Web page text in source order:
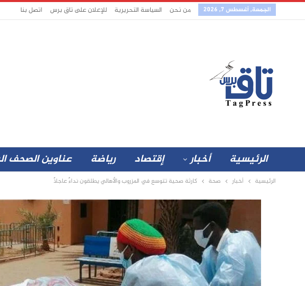
الجمعة, أغسطس 7, 2026 من نحن السياسة التحريرية للإعلان على تاق برس اتصل بنا
الرئيسية أخبار إقتصاد رياضة عناوين الصحف
الرئيسية أخبار صحة كارثة صحية تتوسع في المزروب والأهالي يطلقون نداءً عاجلًا